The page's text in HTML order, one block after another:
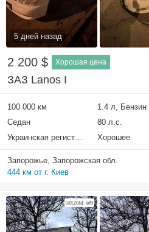
5 дней назад
2 200 $ Хорошая цена
ЗАЗ Lanos I
100 000 км 1.4 л, Бензин
Седан
80 л.с.
Украинская регистрация
Хорошее
Запорожье, Запорожская обл.
444 км от г. Киев